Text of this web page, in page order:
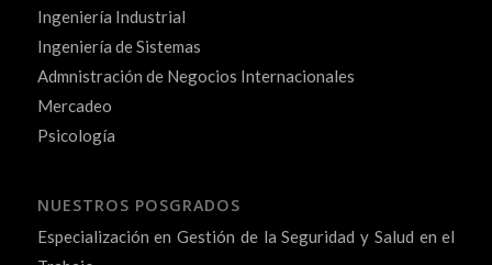
Ingeniería Industrial
Ingeniería de Sistemas
Admnistración de Negocios Internacionales
Mercadeo
Psicología
NUESTROS POSGRADOS
Especialización en Gestión de la Seguridad y Salud en el